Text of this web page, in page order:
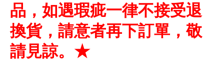
品，如遇瑕疵一律不接受退
換貨，請意者再下訂單，敬
請見諒。★